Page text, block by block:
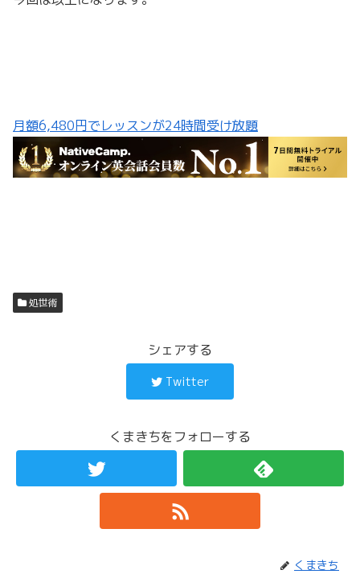
月額6,480円でレッスンが24時間受け放題
処世術
シェアする
Twitter
くまきちをフォローする
くまきち